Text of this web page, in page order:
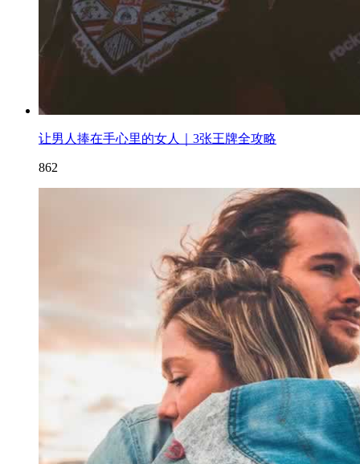
让男人捧在手心里的女人｜3张王牌全攻略
862